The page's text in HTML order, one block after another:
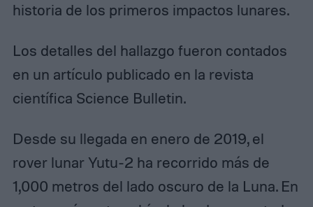
historia de los primeros impactos lunares.
Los detalles del hallazgo fueron contados
en un artículo publicado en la revista
científica Science Bulletin.
Desde su llegada en enero de 2019, el
rover lunar Yutu-2 ha recorrido más de
1,000 metros del lado oscuro de la Luna. En